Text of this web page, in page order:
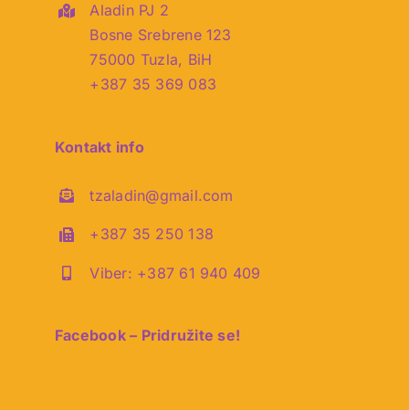
Aladin PJ 2
Bosne Srebrene 123
75000 Tuzla, BiH
+387 35 369 083
Kontakt info
tzaladin@gmail.com
+387 35 250 138
Viber: +387 61 940 409
Facebook – Pridružite se!